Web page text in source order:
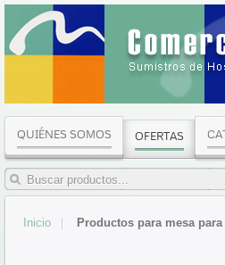
QUIÉNES SOMOS OFERTAS
Inicio Productos para mesa